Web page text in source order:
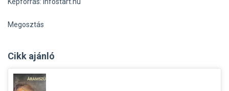
Megosztás
Cikk ajánló